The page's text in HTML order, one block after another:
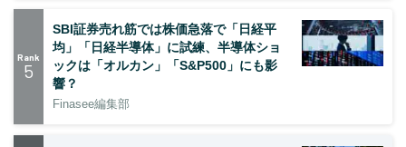
Rank
5
SBI証券売れ筋では株価急落で「日経平
均」「日経半導体」に試練、半導体ショ
ックは「オルカン」「S&P500」にも影
響？
Finasee編集部